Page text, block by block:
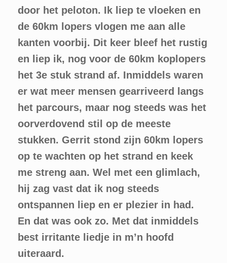
door het peloton. Ik liep te vloeken en
de 60km lopers vlogen me aan alle
kanten voorbij. Dit keer bleef het rustig
en liep ik, nog voor de 60km koplopers
het 3e stuk strand af. Inmiddels waren
er wat meer mensen gearriveerd langs
het parcours, maar nog steeds was het
oorverdovend stil op de meeste
stukken. Gerrit stond zijn 60km lopers
op te wachten op het strand en keek
me streng aan. Wel met een glimlach,
hij zag vast dat ik nog steeds
ontspannen liep en er plezier in had.
En dat was ook zo. Met dat inmiddels
best irritante liedje in m’n hoofd
uiteraard.